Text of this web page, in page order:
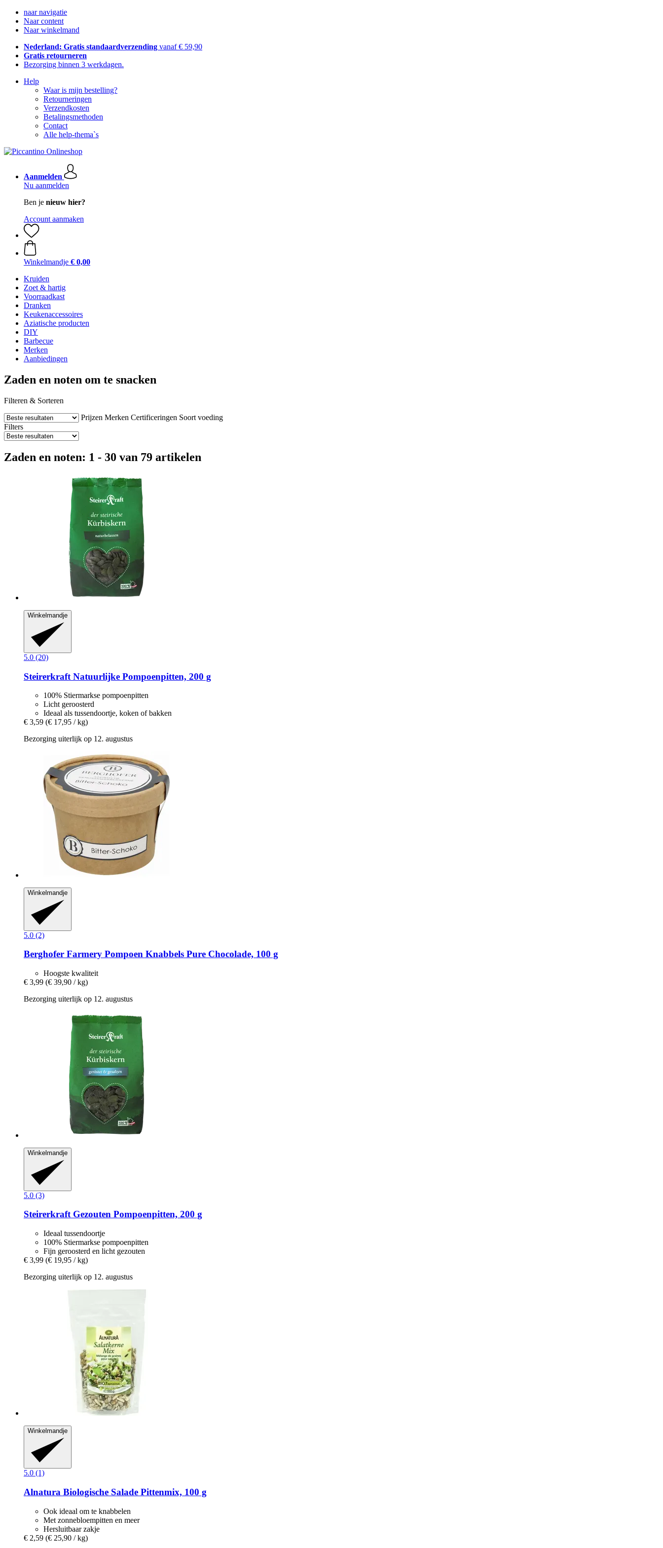
naar navigatie
Naar content
Naar winkelmand
Nederland: Gratis standaardverzending vanaf € 59,90
Gratis retourneren
Bezorging binnen 3 werkdagen.
Help
Waar is mijn bestelling?
Retourneringen
Verzendkosten
Betalingsmethoden
Contact
Alle help-thema`s
Aanmelden
Nu aanmelden
Ben je nieuw hier?
Account aanmaken
Winkelmandje € 0,00
Kruiden
Zoet & hartig
Voorraadkast
Dranken
Keukenaccessoires
Aziatische producten
DIY
Barbecue
Merken
Aanbiedingen
Zaden en noten om te snacken
Filteren & Sorteren
Prijzen Merken Certificeringen Soort voeding
Filters
Zaden en noten: 1 - 30 van 79 artikelen
Winkelmandje
5.0 (20)
Steirerkraft Natuurlijke Pompoenpitten, 200 g
100% Stiermarkse pompoenpitten
Licht geroosterd
Ideaal als tussendoortje, koken of bakken
€ 3,59 (€ 17,95 / kg)
Bezorging uiterlijk op 12. augustus
Winkelmandje
5.0 (2)
Berghofer Farmery Pompoen Knabbels Pure Chocolade, 100 g
Hoogste kwaliteit
€ 3,99 (€ 39,90 / kg)
Bezorging uiterlijk op 12. augustus
Winkelmandje
5.0 (3)
SteirerkraftGezouten Pompoenpitten, 200 g
Ideaal tussendoortje
100% Stiermarkse pompoenpitten
Fijn geroosterd en licht gezouten
€ 3,99 (€ 19,95 / kg)
Bezorging uiterlijk op 12. augustus
Winkelmandje
5.0 (1)
Alnatura Biologische Salade Pittenmix, 100 g
Ook ideaal om te knabbelen
Met zonnebloempitten en meer
Hersluitbaar zakje
€ 2,59 (€ 25,90 / kg)